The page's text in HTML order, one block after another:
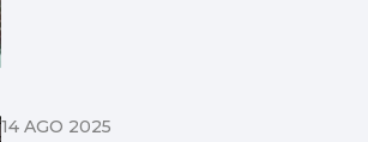
14 AGO 2025